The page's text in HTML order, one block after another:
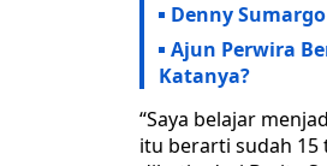
Denny
Ajun Perwira
Katanya?
“Saya belajar
itu berarti sudah 15